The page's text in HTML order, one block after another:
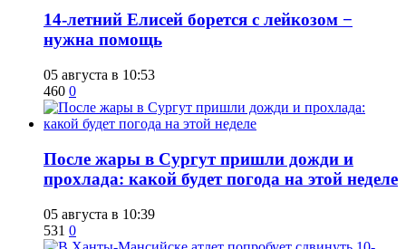
14-летний Елисей борется с лейкозом −
нужна помощь
05 августа в 10:53
460 0
​После жары в Сургут пришли дожди и
прохлада: какой будет погода на этой неделе
05 августа в 10:39
531 0